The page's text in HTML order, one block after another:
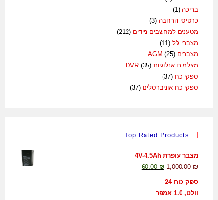
בריכה (1)
כרטיסי הרחבה (3)
מטענים למחשבים ניידים (212)
מצברי ג'ל (11)
מצברים AGM(25)
מצלמות אנלוגיות DVR(35)
ספקי כח (37)
ספקי כח אוניברסלים (37)
Top Rated Products
מצבר עופרת 4V-4.5Ah
1,000.00₪
60.00 ₪
ספק כוח 24
וולט, 1.0 אמפר